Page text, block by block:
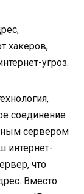
хакеров,
угроз.
соединение
сервером
интернет-
что
Вместо